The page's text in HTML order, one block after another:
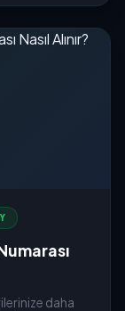
daha